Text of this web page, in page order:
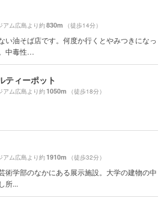
アム広島より約830m （徒歩14分）
い油そば店です。何度か行くとやみつきになっ
中毒性…
ティーポット
アム広島より約1050m （徒歩18分）
アム広島より約1910m （徒歩32分）
術学部のなかにある展示施設。大学の建物の中
所...